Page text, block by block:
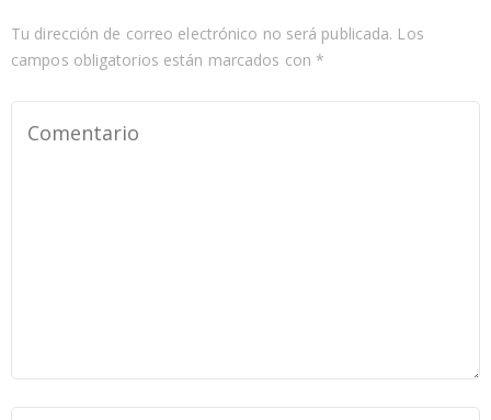
Tu dirección de correo electrónico no será publicada. Los
campos obligatorios están marcados con *